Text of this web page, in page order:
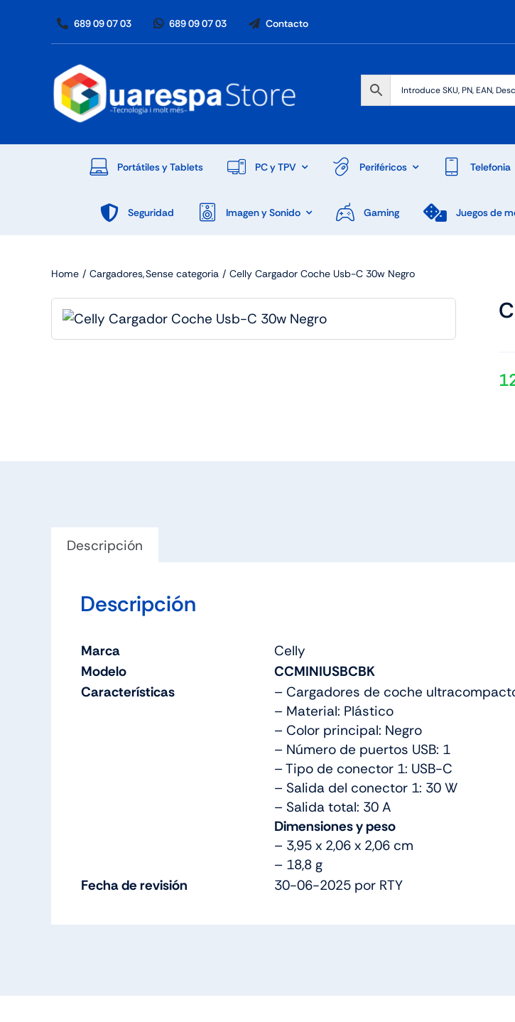
689 09 07 03 689 09 07 03 Contacto
Portátiles y Tablets PC y TPV Periféricos Telefonia
Seguridad Imagen y Sonido Gaming Juegos de
Home Cargadores Sense categoria Celly Cargador Coche Usb-C 30w Negro
Descripción
Descripción
Marca
Celly
Modelo
CCMINIUSBCBK
Características
– Cargadores de coche
– Material: Plástico
– Color principal: Negro
– Número de puertos USB: 1
– Tipo de conector 1: USB-C
– Salida del conector 1: 30 W
– Salida total: 30 A
Dimensiones y peso
– 3,95 x 2,06 x 2,06 cm
– 18,8 g
Fecha de revisión
30-06-2025 por RTY